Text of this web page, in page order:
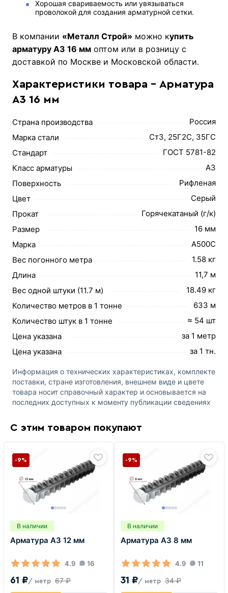
Хорошая свариваемость или увязываться
проволокой для создания арматурной сетки.
В компании «Металл Строй» можно купить
арматуру А3 16 мм оптом или в розницу с
доставкой по Москве и Московской области.
Характеристики товара - Арматура
А3 16 мм
Страна производства
Россия
Марка стали
Ст3, 25Г2С, 35ГС
Стандарт
ГОСТ 5781-82
Класс арматуры
А3
Поверхность
Рифленая
Цвет
Серый
Прокат
Горячекатаный (г/к)
Размер
16 мм
Марка
А500С
Вес погонного метра
1.58 кг
Длина
11,7 м
Вес одной штуки (11.7 м)
18.49 кг
Количество метров в 1 тонне
633 м
Количество штук в 1 тонне
≈ 54 шт
Цена указана
за 1 метр
Цена указана
за 1 тн.
Информация о технических характеристиках, комплекте
поставки, стране изготовления, внешнем виде и цвете
товара носит справочный характер и основывается на
последних доступных к моменту публикации сведениях
С этим товаром покупают
В наличии
Арматура А3 12 мм
4.9 16
61 ₽/ метр 67 ₽
-9%
В наличии
Арматура А3 8 мм
4.9 11
31 ₽/ метр 34 ₽
-9%